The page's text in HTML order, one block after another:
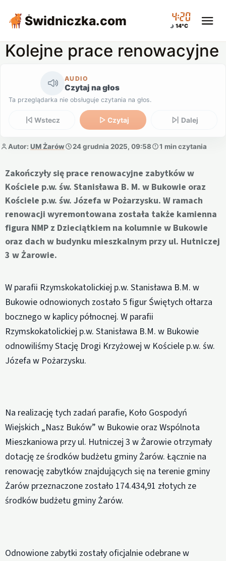
Świdniczka.com 04:20
14°C
Kolejne prace renowacyjne
AUDIO
Czytaj na głos
Ta przeglądarka nie obsługuje czytania na głos.
Wstecz Czytaj Dalej
Autor: UM Żarów 24 grudnia 2025, 09:58 1 min czytania
Zakończyły się prace renowacyjne zabytków w
Kościele p.w. św. Stanisława B. M. w Bukowie oraz
Kościele p.w. św. Józefa w Pożarzysku. W ramach
renowacji wyremontowana została także kamienna
figura NMP z Dzieciątkiem na kolumnie w Bukowie
oraz dach w budynku mieszkalnym przy ul. Hutniczej
3 w Żarowie.
W parafii Rzymskokatolickiej p.w. Stanisława B.M. w
Bukowie odnowionych zostało 5 figur Świętych ołtarza
bocznego w kaplicy północnej. W parafii
Rzymskokatolickiej p.w. Stanisława B.M. w Bukowie
odnowiliśmy Stację Drogi Krzyżowej w Kościele p.w. św.
Józefa w Pożarzysku.
Na realizację tych zadań parafie, Koło Gospodyń
Wiejskich „Nasz Buków” w Bukowie oraz Wspólnota
Mieszkaniowa przy ul. Hutniczej 3 w Żarowie otrzymały
dotację ze środków budżetu gminy Żarów. Łącznie na
renowację zabytków znajdujących się na terenie gminy
Żarów przeznaczone zostało 174.434,91 złotych ze
środków budżetu gminy Żarów.
Odnowione zabytki zostały oficjalnie odebrane w